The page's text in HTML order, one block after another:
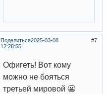
Поделиться 7
2025-03-08
12:28:55
Офигеть! Вот кому
можно не бояться
третьей мировой 😬